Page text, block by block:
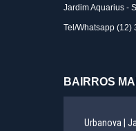
Jardim Aquarius -
Tel/Whatsapp (12)
BAIRROS
Urbanova |